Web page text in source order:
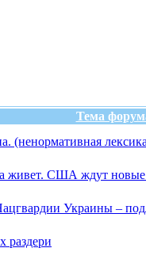
Тема
(ненормативная
живет. США ждут новые
Украины –
раздери